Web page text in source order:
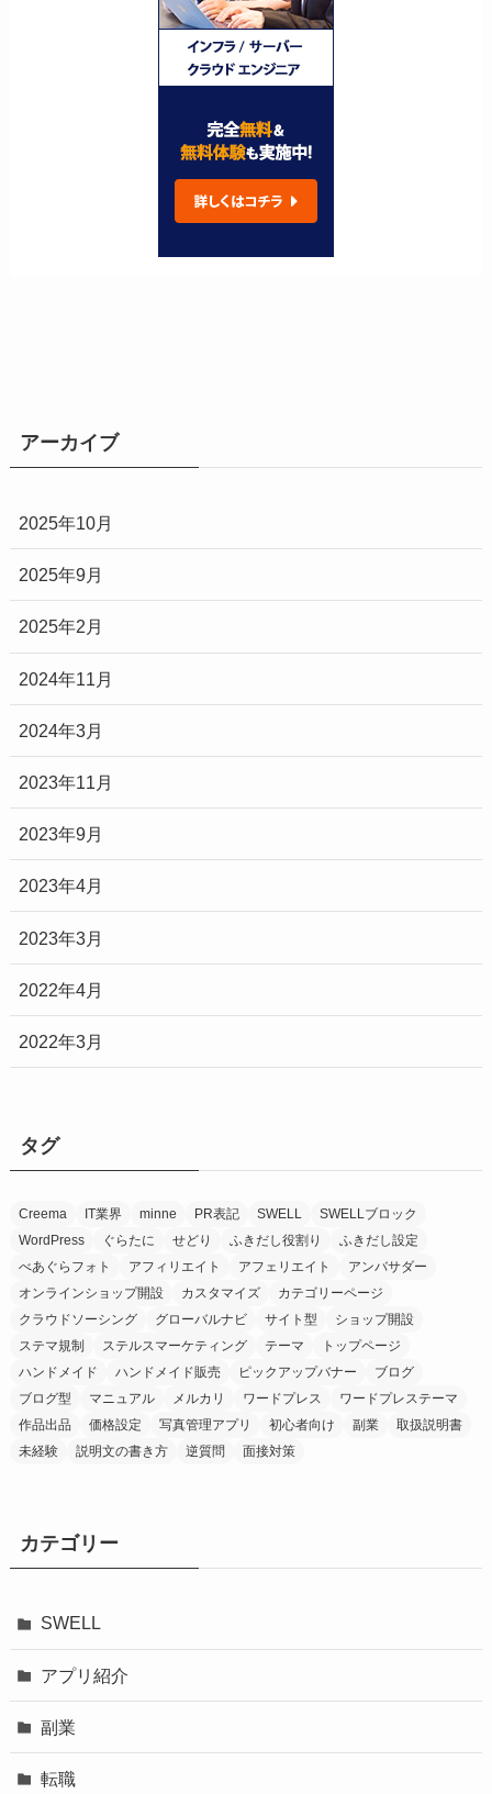
アーカイブ
2025年10月
2025年9月
2025年2月
2024年11月
2024年3月
2023年11月
2023年9月
2023年4月
2023年3月
2022年4月
2022年3月
タグ
Creema IT業界 minne PR表記 SWELL
SWELLブロック
WordPress
ぐらたに せどり ふきだし役割り
ふきだし設定
べあぐらフォト
アフィリエイト アフェリエイト
アンバサダー
オンラインショップ開設
カスタマイズ
カテゴリーページ
クラウドソーシング
グローバルナビ サイト型
ショップ開設
ステマ規制
ステルスマーケティング テーマ
トップページ
ハンドメイド
ハンドメイド販売 ピックアップバナー
ブログ
ブログ型
マニュアル メルカリ ワードプレス
ワードプレステーマ
作品出品
価格設定 写真管理アプリ 初心者向け 副業
取扱説明書
未経験
説明文の書き方 逆質問 面接対策
カテゴリー
SWELL
アプリ紹介
副業
転職